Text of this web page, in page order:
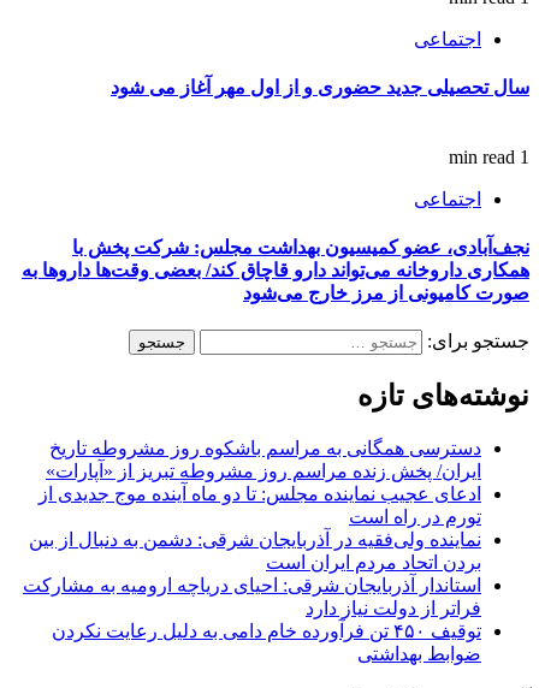
اجتماعی
سال تحصیلی جدید حضوری و از اول مهر آغاز می‌ شود
1 min read
اجتماعی
نجف‌آبادی، عضو کمیسیون بهداشت مجلس: شرکت پخش با
همکاری داروخانه می‌تواند دارو قاچاق کند/ بعضی وقت‌ها داروها به
صورت کامیونی از مرز خارج می‌شود
جستجو برای:
نوشته‌های تازه
دسترسی همگانی به مراسم باشکوه روز مشروطه تاریخ
ایران/ پخش زنده مراسم روز مشروطه تبریز از «آپارات»
ادعای عجیب نماینده مجلس: تا دو ماه آینده موج جدیدی از
تورم در راه است
نماینده ولی‌فقیه در آذربایجان شرقی: دشمن به دنبال از بین
بردن اتحاد مردم ایران است
استاندار آذربایجان شرقی: احیای دریاچه ارومیه به مشارکت
فراتر از دولت نیاز دارد
توقیف ۴۵۰ تن فرآورده خام دامی به دلیل رعایت نکردن
ضوابط بهداشتی